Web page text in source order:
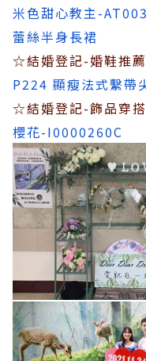
米色甜心教主-
蕾絲半身長裙
☆結婚登記-婚鞋推薦
P224 顯瘦法式繫帶
☆結婚登記-飾品穿搭
櫻花-I0000260C